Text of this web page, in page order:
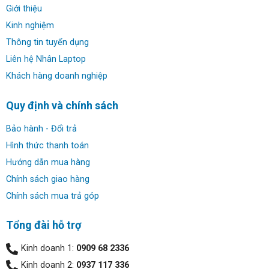
chiếc laptop cao cấp nhất của Acer, được thiết kế dành
năng và thiết kế. Với cấu hình mạnh mẽ, màn hình OLED
chất lượng cao và các tính năng thông minh, chiếc laptop
này hứa hẹn sẽ mang đến những trải nghiệm tuyệt vời cho
người dùng.
Giới thiệu
Kinh nghiệm
Thông tin tuyển dụng
Liên hệ Nhân Laptop
Khách hàng doanh nghiệp
Quy định và chính sách
Bảo hành - Đổi trả
Hình thức thanh toán
Hướng dẫn mua hàng
Chính sách giao hàng
Chính sách mua trả góp
Tổng đài hỗ trợ
Kinh doanh 1: 0909 68 2336
Kinh doanh 2: 0937 117 336